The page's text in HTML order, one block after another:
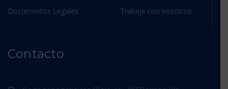
Documentos Legales
Trabaje con nosotros
Contacto